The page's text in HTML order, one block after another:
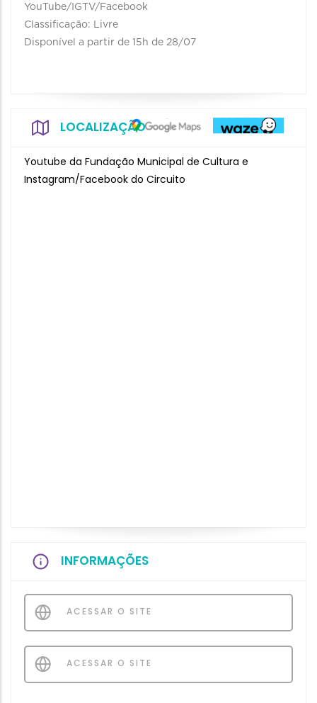
YouTube/IGTV/Facebook
Classificação: Livre
Disponível a partir de 15h de 28/07
LOCALIZAÇÃO
Youtube da Fundação Municipal de Cultura e
Instagram/Facebook do Circuito
INFORMAÇÕES
ACESSAR O SITE
ACESSAR O SITE